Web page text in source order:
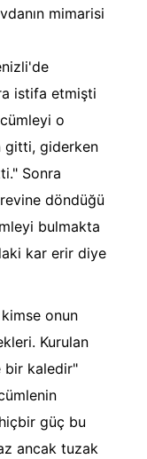
mimarisi
istifa etmişti
o
gitti, giderken
Sonra
döndüğü
bulmakta
kar erir diye
onun
Kurulan
bir kaledir"
güç bu
ancak tuzak